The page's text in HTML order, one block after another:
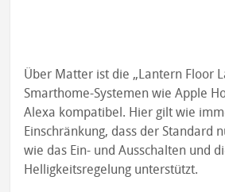
Über Matter ist die „Lantern Floor
Smarthome-Systemen wie Apple
Alexa kompatibel. Hier gilt wie
Einschränkung, dass der Standard
wie das Ein- und Ausschalten und
Helligkeitsregelung unterstützt.